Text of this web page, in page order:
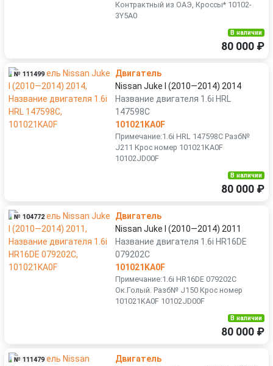
Контрактный из ОАЭ, Кроссы* 10102-
3Y5A0
В наличии
80 000 ₽
№ 111499
Двигатель
Nissan Juke I (2010—2014) 2014
Название двигателя 1.6i HRL
147598C
101021KA0F
Примечание:1.6i HRL 147598C Разб№
J211 Крос номер 101021KA0F
10102JD00F
В наличии
80 000 ₽
№ 104772
Двигатель
Nissan Juke I (2010—2014) 2011
Название двигателя 1.6i HR16DE
079202C
101021KA0F
Примечание:1.6i HR16DE 079202C
Ок.Голый. Разб№ J150 Крос номер
101021KA0F 10102JD00F
В наличии
80 000 ₽
№ 111479
Двигатель